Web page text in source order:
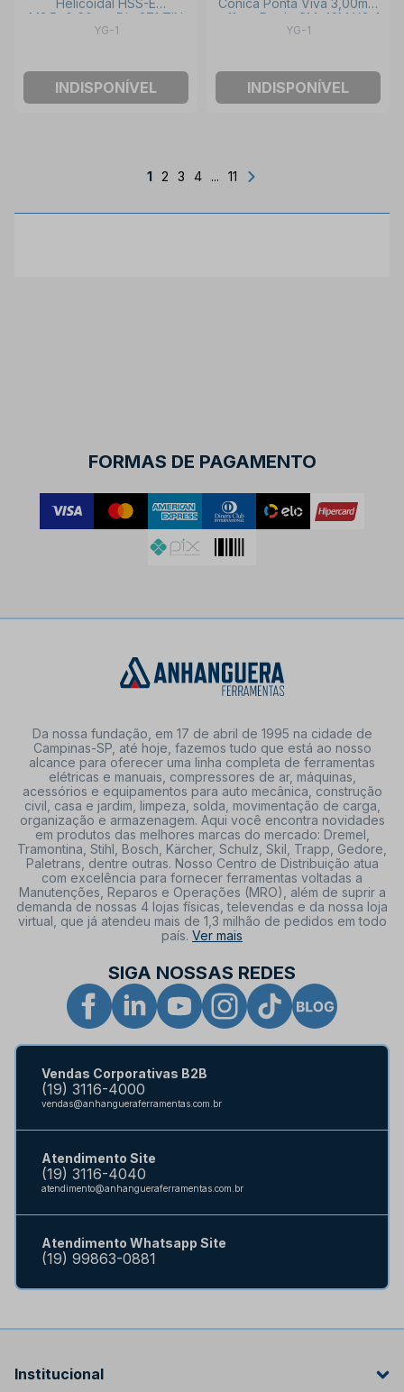
M3.5x0,60mm Din 371 TIN
TD127226 YG-1
YG-1
INDISPONÍVEL
x 11mm Duplo SM-42M YG-1
YG-1
INDISPONÍVEL
1 2 3 4 ... 11
FORMAS DE PAGAMENTO
Da nossa fundação, em 17 de abril de 1995 na cidade de
Campinas-SP, até hoje, fazemos tudo que está ao nosso
alcance para oferecer uma linha completa de ferramentas
elétricas e manuais, compressores de ar, máquinas,
acessórios e equipamentos para auto mecânica, construção
civil, casa e jardim, limpeza, solda, movimentação de carga,
organização e armazenagem. Aqui você encontra novidades
em produtos das melhores marcas do mercado: Dremel,
Tramontina, Stihl, Bosch, Kärcher, Schulz, Skil, Trapp, Gedore,
Paletrans, dentre outras. Nosso Centro de Distribuição atua
com excelência para fornecer ferramentas voltadas a
Manutenções, Reparos e Operações (MRO), além de suprir a
demanda de nossas 4 lojas físicas, televendas e da nossa loja
virtual, que já atendeu mais de 1,3 milhão de pedidos em todo
país. Ver mais
SIGA NOSSAS REDES
Vendas Corporativas B2B
(19) 3116-4000
vendas@anhangueraferramentas.com.br
Atendimento Site
(19) 3116-4040
atendimento@anhangueraferramentas.com.br
Atendimento Whatsapp Site
(19) 99863-0881
Institucional